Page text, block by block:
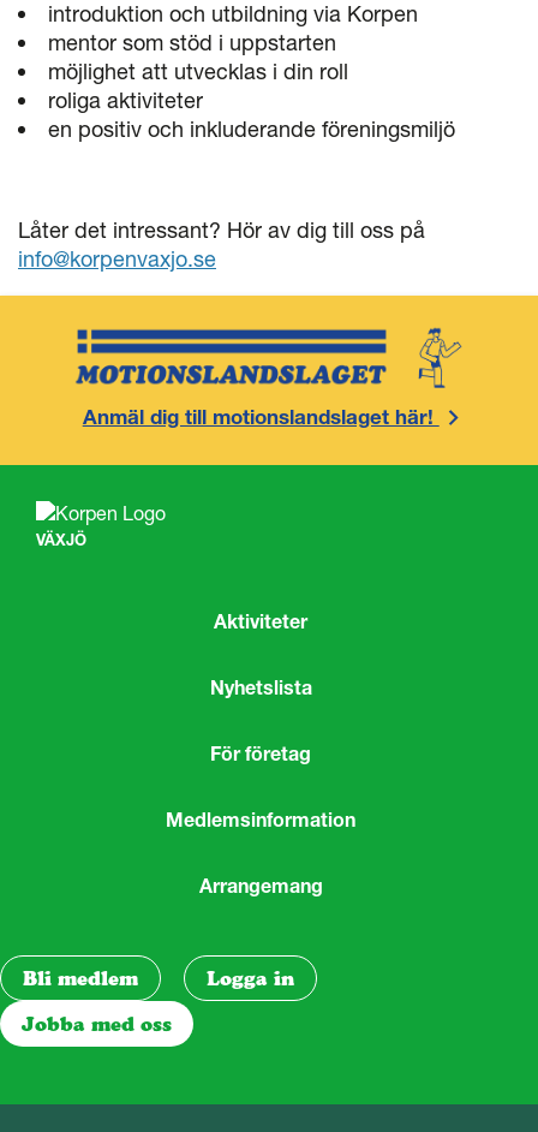
introduktion och utbildning via Korpen
mentor som stöd i uppstarten
möjlighet att utvecklas i din roll
roliga aktiviteter
en positiv och inkluderande föreningsmiljö
Låter det intressant? Hör av dig till oss på
info@korpenvaxjo.se
Anmäl dig till motionslandslaget här!
VÄXJÖ
Aktiviteter
Nyhetslista
För företag
Medlemsinformation
Arrangemang
Bli medlem
Logga in
Jobba med oss